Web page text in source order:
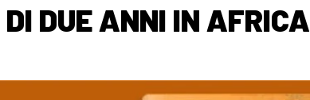
DUE ANNI IN AFRICA